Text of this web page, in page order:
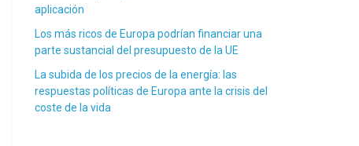
aplicación
Los más ricos de Europa podrían financiar una
parte sustancial del presupuesto de la UE
La subida de los precios de la energía: las
respuestas políticas de Europa ante la crisis del
coste de la vida